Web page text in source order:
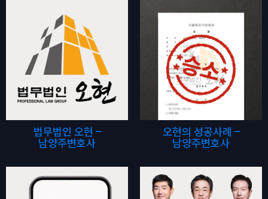
법무법인 오현 –
남양주변호사
오현의 성공사례 –
남양주변호사